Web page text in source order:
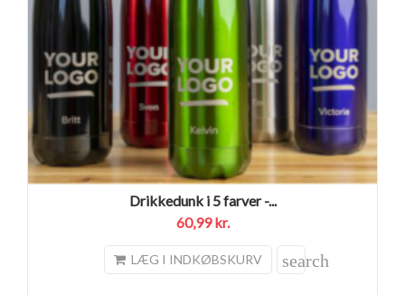
Drikkedunk i 5 farver -...
60,99 kr.
LÆG I INDKØBSKURV search